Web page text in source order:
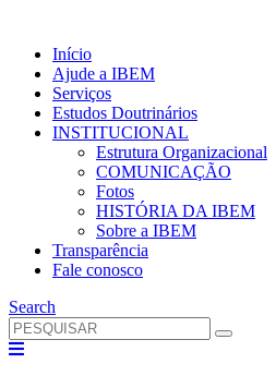
Início
Ajude a IBEM
Serviços
Estudos Doutrinários
INSTITUCIONAL
Estrutura Organizacional
COMUNICAÇÃO
Fotos
HISTÓRIA DA IBEM
Sobre a IBEM
Transparência
Fale conosco
Search